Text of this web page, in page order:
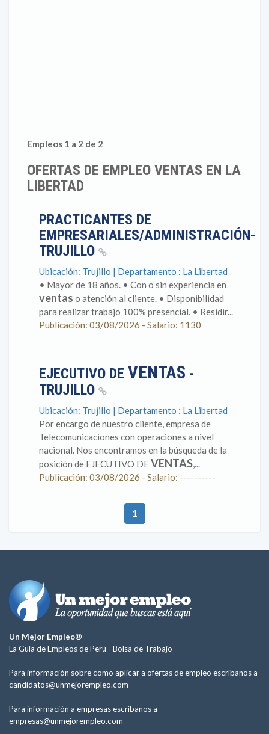
Empleos 1 a 2 de 2
OFERTAS DE EMPLEO VENTAS EN LA
LIBERTAD
PRACTICANTES DE
EMPRESARIALES/ADMINISTRACIÓN-
TRUJILLO
Ubicación: Trujillo | Departamento : La Libertad
• Mayor de 18 años. • Con o sin experiencia en
ventas o atención al cliente. • Disponibilidad
para realizar trabajo 100% presencial. • Residir...
Publicación: 03/08/2026 - Salario: 1130
EJECUTIVO DE VENTAS -
TRUJILLO
Ubicación: Trujillo | Departamento : La Libertad
Por encargo de nuestro cliente, empresa de
Telecomunicaciones con operaciones a nivel
nacional. Nos encontramos en la búsqueda de la
posición de EJECUTIVO DEVENTAS,...
Publicación: 03/08/2026 - Salario: ----------
1
Un Mejor Empleo®
La Guía de Empleos de Perú - Bolsa de Trabajo
Para información sobre como aplicar a ofertas de empleo escríbanos a
candidatos@unmejorempleo.com
Para información a empresas escríbanos a
empresas@unmejorempleo.com